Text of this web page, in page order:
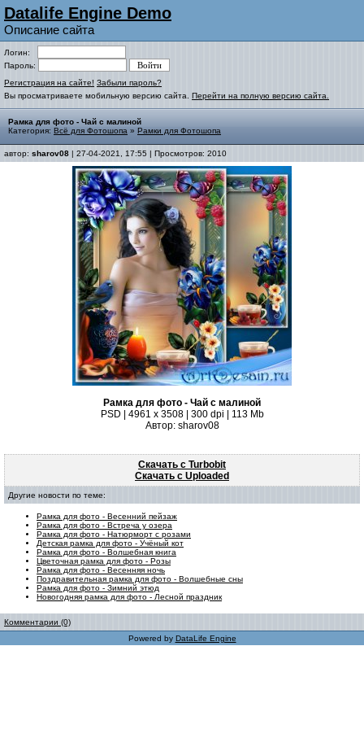
Datalife Engine Demo
Описание сайта
Логин:
Пароль:
Регистрация на сайте! Забыли пароль?
Вы просматриваете мобильную версию сайта. Перейти на полную версию сайта.
Рамка для фото - Чай с малиной
Категория: Всё для Фотошопа » Рамки для Фотошопа
автор: sharov08 | 27-04-2021, 17:55 | Просмотров: 2010
Рамка для фото - Чай с малиной
PSD | 4961 х 3508 | 300 dpi | 113 Mb
Автор: sharov08
Скачать с Turbobit
Скачать с Uploaded
Другие новости по теме:
Рамка для фото - Весенний пейзаж
Рамка для фото - Встреча у озера
Рамка для фото - Натюрморт с розами
Детская рамка для фото - Учёный кот
Рамка для фото - Волшебная книга
Цветочная рамка для фото - Розы
Рамка для фото - Весенняя ночь
Поздравительная рамка для фото - Волшебные сны
Рамка для фото - Зимний этюд
Новогодняя рамка для фото - Лесной праздник
Комментарии (0)
Powered by DataLife Engine